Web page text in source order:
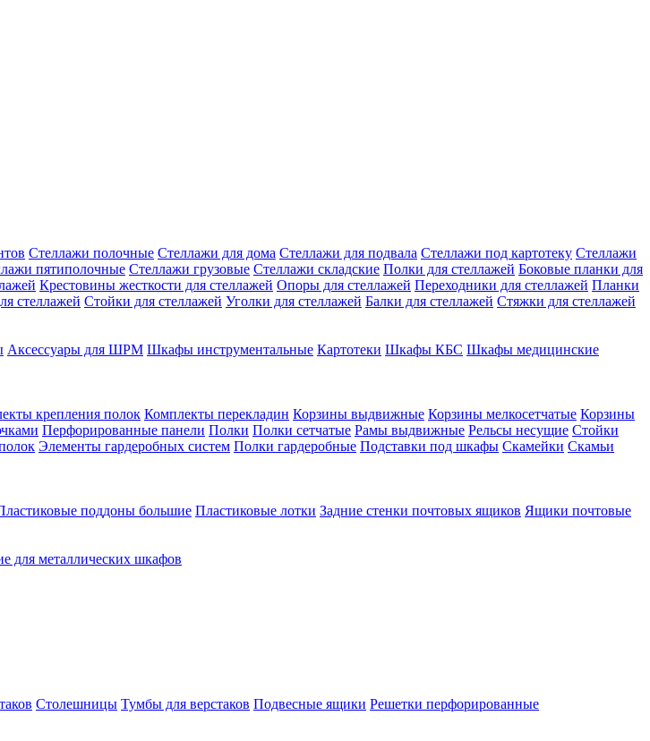
Стеллажи полочные Стеллажи для дома Стеллажи для подвала Стеллажи под картотеку Стеллажи
пятиполочные Стеллажи грузовые Стеллажи складские Полки для стеллажей Боковые планки для
Крестовины жесткости для стеллажей Опоры для стеллажей Переходники для стеллажей Планки
стеллажей Стойки для стеллажей Уголки для стеллажей Балки для стеллажей Стяжки для стеллажей
Аксессуары для ШРМ Шкафы инструментальные Картотеки Шкафы КБС Шкафы медицинские
крепления полок Комплекты перекладин Корзины выдвижные Корзины мелкосетчатые Корзины
Перфорированные панели Полки Полки сетчатые Рамы выдвижные Рельсы несущие Стойки
Элементы гардеробных систем Полки гардеробные Подставки под шкафы Скамейки Скамьи
поддоны большие Пластиковые лотки Задние стенки почтовых ящиков Ящики почтовые
для металлических шкафов
Столешницы Тумбы для верстаков Подвесные ящики Решетки перфорированные